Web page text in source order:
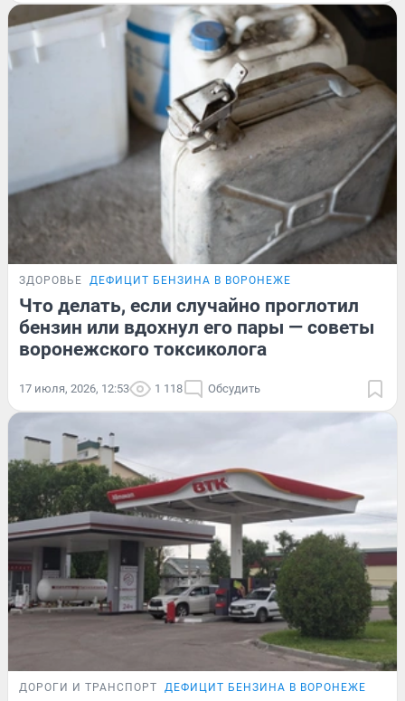
ЗДОРОВЬЕ ДЕФИЦИТ БЕНЗИНА В ВОРОНЕЖЕ
Что делать, если случайно проглотил
бензин или вдохнул его пары — советы
воронежского токсиколога
17 июля, 2026, 12:53 1 118 Обсудить
ДОРОГИ И ТРАНСПОРТ ДЕФИЦИТ БЕНЗИНА В ВОРОНЕЖЕ